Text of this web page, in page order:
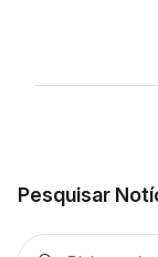
Pesquisar